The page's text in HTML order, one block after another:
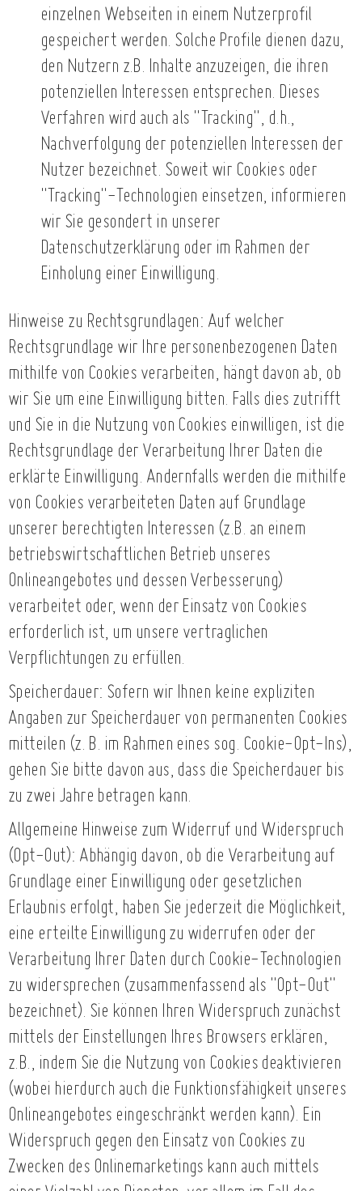
einzelnen Webseiten in einem Nutzerprofil
gespeichert werden. Solche Profile dienen dazu,
den Nutzern z.B. Inhalte anzuzeigen, die ihren
potenziellen Interessen entsprechen. Dieses
Verfahren wird auch als "Tracking", d.h.,
Nachverfolgung der potenziellen Interessen der
Nutzer bezeichnet. Soweit wir Cookies oder
"Tracking"-Technologien einsetzen, informieren
wir Sie gesondert in unserer
Datenschutzerklärung oder im Rahmen der
Einholung einer Einwilligung.
Hinweise zu Rechtsgrundlagen: Auf welcher
Rechtsgrundlage wir Ihre personenbezogenen Daten
mithilfe von Cookies verarbeiten, hängt davon ab, ob
wir Sie um eine Einwilligung bitten. Falls dies zutrifft
und Sie in die Nutzung von Cookies einwilligen, ist die
Rechtsgrundlage der Verarbeitung Ihrer Daten die
erklärte Einwilligung. Andernfalls werden die mithilfe
von Cookies verarbeiteten Daten auf Grundlage
unserer berechtigten Interessen (z.B. an einem
betriebswirtschaftlichen Betrieb unseres
Onlineangebotes und dessen Verbesserung)
verarbeitet oder, wenn der Einsatz von Cookies
erforderlich ist, um unsere vertraglichen
Verpflichtungen zu erfüllen.
Speicherdauer: Sofern wir Ihnen keine expliziten
Angaben zur Speicherdauer von permanenten Cookies
mitteilen (z. B. im Rahmen eines sog. Cookie-Opt-Ins),
gehen Sie bitte davon aus, dass die Speicherdauer bis
zu zwei Jahre betragen kann.
Allgemeine Hinweise zum Widerruf und Widerspruch
(Opt-Out): Abhängig davon, ob die Verarbeitung auf
Grundlage einer Einwilligung oder gesetzlichen
Erlaubnis erfolgt, haben Sie jederzeit die Möglichkeit,
eine erteilte Einwilligung zu widerrufen oder der
Verarbeitung Ihrer Daten durch Cookie-Technologien
zu widersprechen (zusammenfassend als "Opt-Out"
bezeichnet). Sie können Ihren Widerspruch zunächst
mittels der Einstellungen Ihres Browsers erklären,
z.B., indem Sie die Nutzung von Cookies deaktivieren
(wobei hierdurch auch die Funktionsfähigkeit unseres
Onlineangebotes eingeschränkt werden kann). Ein
Widerspruch gegen den Einsatz von Cookies zu
Zwecken des Onlinemarketings kann auch mittels